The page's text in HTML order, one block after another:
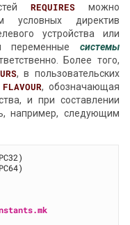
REQUIRESможно
условных директив
устройства или
переменные системы
Более того,
, в пользовательских
FLAVOUR, обозначающая
и при составлении
например, следующим